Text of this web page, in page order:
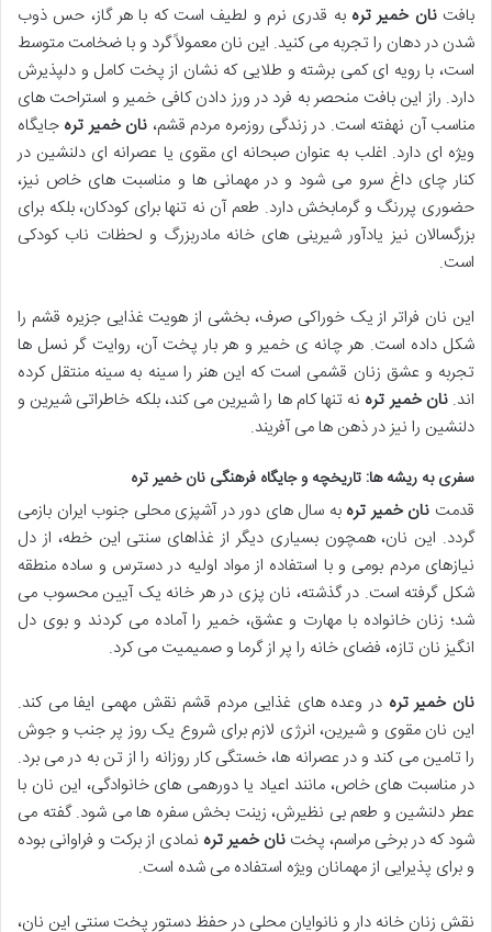
بافتنان خمیر تره به قدری نرم و لطیف است که با هر گاز، حس ذوب
شدن در دهان را تجربه می کنید. این نان معمولاً گرد و با ضخامت متوسط
است، با رویه ای کمی برشته و طلایی که نشان از پخت کامل و دلپذیرش
دارد. راز این بافت منحصر به فرد در ورز دادن کافی خمیر و استراحت های
مناسب آن نهفته است. در زندگی روزمره مردم قشم، نان خمیر تره جایگاه
ویژه ای دارد. اغلب به عنوان صبحانه ای مقوی یا عصرانه ای دلنشین در
کنار چای داغ سرو می شود و در مهمانی ها و مناسبت های خاص نیز،
حضوری پررنگ و گرمابخش دارد. طعم آن نه تنها برای کودکان، بلکه برای
بزرگسالان نیز یادآور شیرینی های خانه مادربزرگ و لحظات ناب کودکی
است.
این نان فراتر از یک خوراکی صرف، بخشی از هویت غذایی جزیره قشم را
شکل داده است. هر چانه ی خمیر و هر بار پخت آن، روایت گر نسل ها
تجربه و عشق زنان قشمی است که این هنر را سینه به سینه منتقل کرده
اند.نان خمیر تره نه تنها کام ها را شیرین می کند، بلکه خاطراتی شیرین و
دلنشین را نیز در ذهن ها می آفریند.
سفری به ریشه ها: تاریخچه و جایگاه فرهنگی نان خمیر تره
قدمت نان خمیر تره به سال های دور در آشپزی محلی جنوب ایران بازمی
گردد. این نان، همچون بسیاری دیگر از غذاهای سنتی این خطه، از دل
نیازهای مردم بومی و با استفاده از مواد اولیه در دسترس و ساده منطقه
شکل گرفته است. در گذشته، نان پزی در هر خانه یک آیین محسوب می
شد؛ زنان خانواده با مهارت و عشق، خمیر را آماده می کردند و بوی دل
انگیز نان تازه، فضای خانه را پر از گرما و صمیمیت می کرد.
نان خمیر تره در وعده های غذایی مردم قشم نقش مهمی ایفا می کند.
این نان مقوی و شیرین، انرژی لازم برای شروع یک روز پر جنب و جوش
را تامین می کند و در عصرانه ها، خستگی کار روزانه را از تن به در می برد.
در مناسبت های خاص، مانند اعیاد یا دورهمی های خانوادگی، این نان با
عطر دلنشین و طعم بی نظیرش، زینت بخش سفره ها می شود. گفته می
شود که در برخی مراسم، پخت نان خمیر تره نمادی از برکت و فراوانی بوده
و برای پذیرایی از مهمانان ویژه استفاده می شده است.
نقش زنان خانه دار و نانوایان محلی در حفظ دستور پخت سنتی این نان،